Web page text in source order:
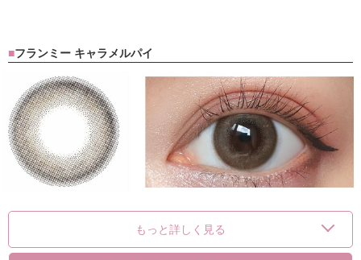
フランミー キャラメルパイ
もっと詳しく見る